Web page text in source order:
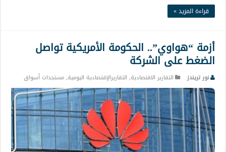
قراءة المزيد »
أزمة “هواوي”.. الحكومة الأمريكية تواصل
الضغط على الشركة
نور تريندز التقارير الاقتصادية, التقاريرالإقتصادية اليومية,مستجدات أسواق